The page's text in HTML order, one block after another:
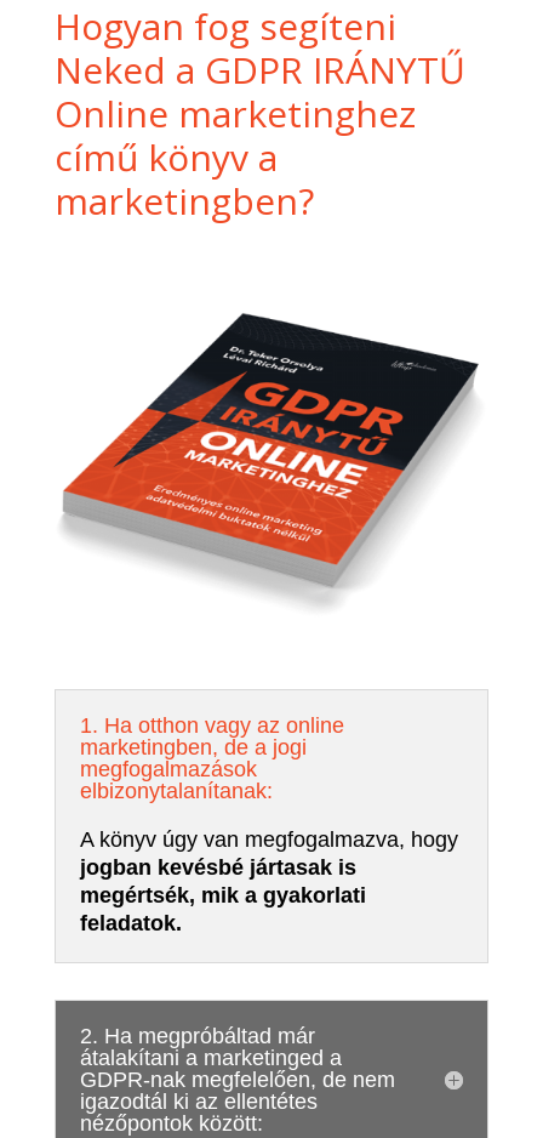
Hogyan fog segíteni
Neked a GDPR IRÁNYTŰ
Online marketinghez
című könyv a
marketingben?
1. Ha otthon vagy az online
marketingben, de a jogi
megfogalmazások
elbizonytalanítanak:
A könyv úgy van megfogalmazva, hogy
jogban kevésbé jártasak is
megértsék, mik a gyakorlati
feladatok.
2. Ha megpróbáltad már
átalakítani a marketinged a
GDPR-nak megfelelően, de nem
igazodtál ki az ellentétes
nézőpontok között: